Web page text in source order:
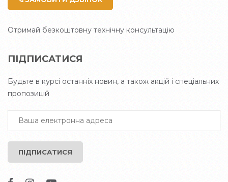
Отримай безкоштовну технічну консультацію
ПІДПИСАТИСЯ
Будьте в курсі останніх новин, а також акцій і спеціальних
пропозицій
ПІДПИСАТИСЯ